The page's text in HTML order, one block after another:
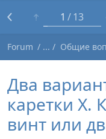
1 13
Forum Общие
Два
каретки X.
винт или